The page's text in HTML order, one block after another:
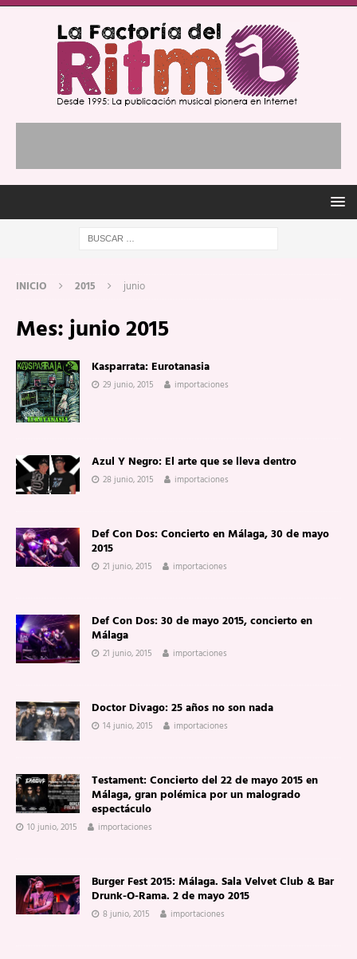
INICIO 2015 junio
Mes:junio 2015
Kasparrata: Eurotanasia
29 junio, 2015 importaciones
Azul Y Negro: El arte que se lleva dentro
28 junio, 2015 importaciones
Def Con Dos: Concierto en Málaga, 30 de mayo
2015
21 junio, 2015 importaciones
Def Con Dos: 30 de mayo 2015, concierto en
Málaga
21 junio, 2015 importaciones
Doctor Divago: 25 años no son nada
14 junio, 2015 importaciones
Testament: Concierto del 22 de mayo 2015 en
Málaga, gran polémica por un malogrado
espectáculo
10 junio, 2015 importaciones
Burger Fest 2015: Málaga. Sala Velvet Club & Bar
Drunk-O-Rama. 2 de mayo 2015
8 junio, 2015 importaciones